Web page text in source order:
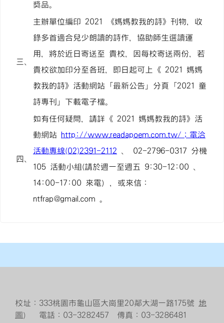
獎品。
三、
主辦單位編印 2021 《媽媽教我的詩》刊物，收
錄多首適合兒少朗讀的詩作，協助師生選讀運
用，將於近日寄送至 貴校，因每校寄送兩份，若
貴校欲加印分至各班，即日起可上《 2021 媽媽
教我的詩》活動網站「最新公告」分頁「2021 童
詩專刊」下載電子檔。
四、
如有任何疑問，請詳《 2021 媽媽教我的詩》活
動網站
http://www.readapoem.com.tw/；電洽
活動專線(02)2391-2112 、 02-2796-0317 分機
105 活動小組(請於週一至週五 9:30-12:00 、
14:00-17:00 來電），或來信：
ntfrap@gmail.com 。
校址：333桃園市龜山區大崗里20鄰大湖一路175號 地
圖） 電話：03-3282457 傳真：03-3286481